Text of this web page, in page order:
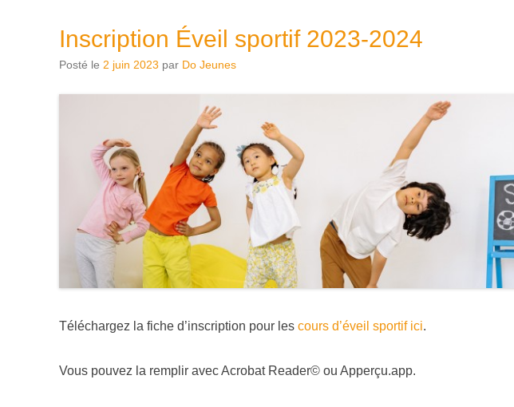
Inscription Éveil sportif 2023-2024
Posté le 2 juin 2023 par Do Jeunes
Téléchargez la fiche d’inscription pour les cours d’éveil sportif ici.
Vous pouvez la remplir avec Acrobat Reader© ou Apperçu.app.